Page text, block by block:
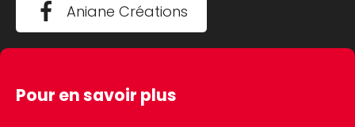
Aniane Créations
Pour en savoir plus